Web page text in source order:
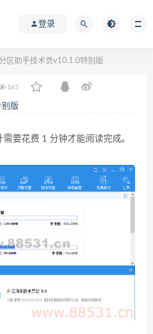
登录
分区助手技术员v10.1.0特别版
165
版
要花费 1 分钟才能阅读完成。